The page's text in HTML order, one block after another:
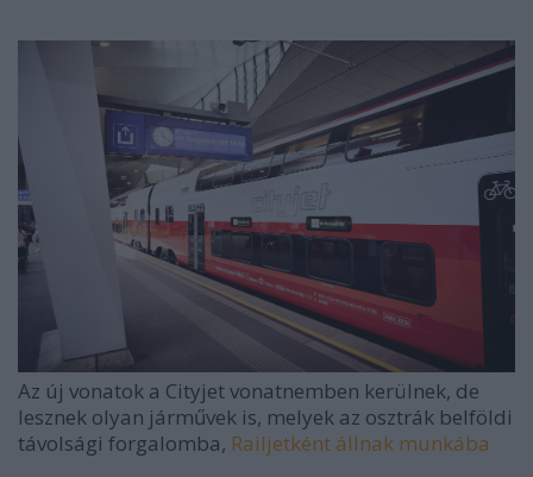
Az új vonatok a Cityjet vonatnemben kerülnek, de
lesznek olyan járművek is, melyek az osztrák belföldi
távolsági forgalomba, Railjetként állnak munkába